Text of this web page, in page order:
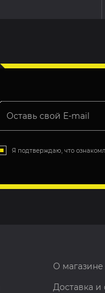
Я подтверждаю, что
О магазине
Доставка и